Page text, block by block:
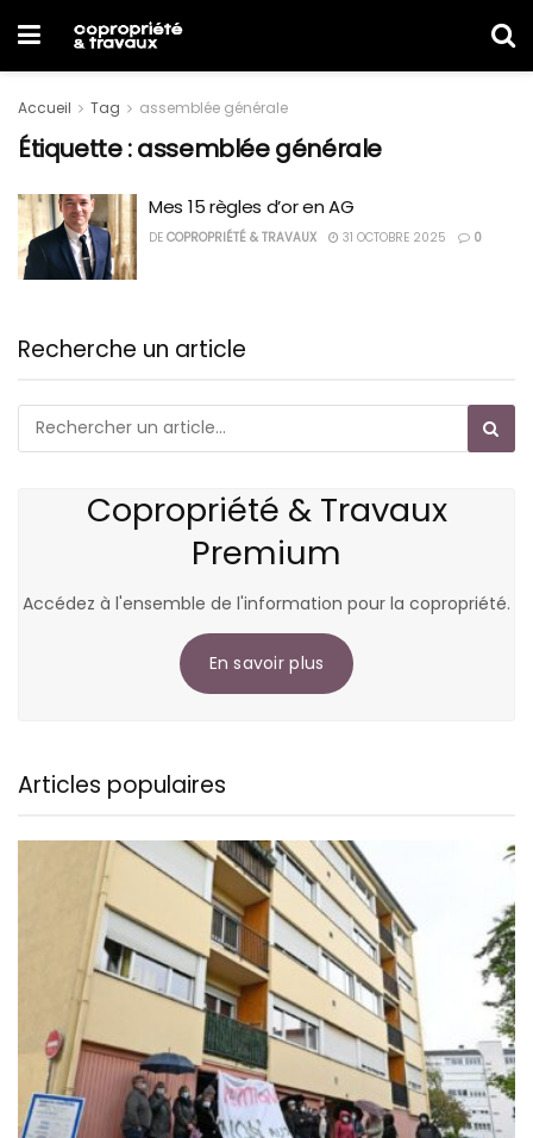
Accueil Tag assemblée générale
Étiquette :assemblée générale
Mes 15 règles d’or en AG
DE COPROPRIÉTÉ & TRAVAUX 31 OCTOBRE 2025 0
Recherche un article
Copropriété & Travaux
Premium
Accédez à l'ensemble de l'information pour la copropriété.
En savoir plus
Articles populaires